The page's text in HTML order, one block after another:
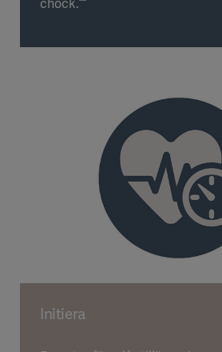
chock.
Initiera